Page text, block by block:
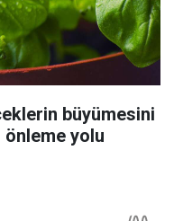
büyümesini
yolu